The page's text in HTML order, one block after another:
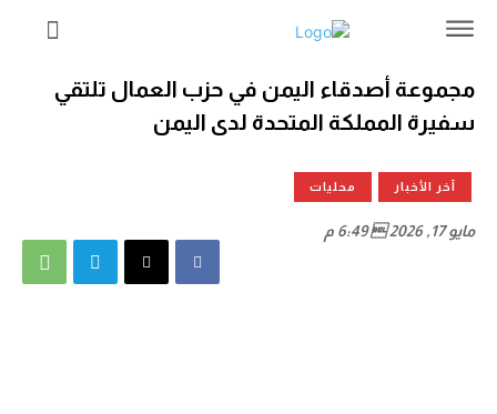
مجموعة أصدقاء اليمن في حزب العمال تلتقي
سفيرة المملكة المتحدة لدى اليمن
آخر الأخبار محليات
مايو 17, 2026  6:49 م